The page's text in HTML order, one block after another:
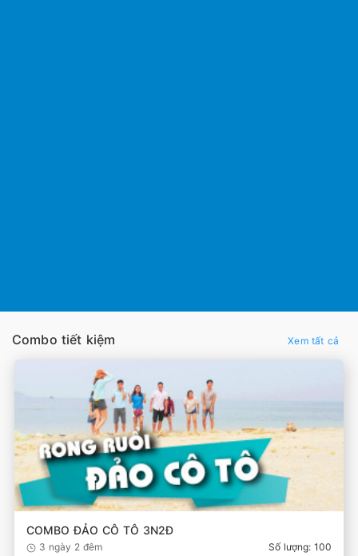
Combo tiết kiệm Xem tất cả
COMBO ĐẢO CÔ TÔ 3N2Đ
3 ngày 2 đêm
Số lượng: 100